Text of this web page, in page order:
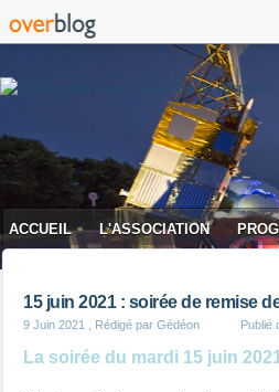
ACCUEIL L'ASSOCIATION
15 juin 2021 : soirée de remise
9 Juin 2021 , Rédigé par Gédéon Publié
La soirée du mardi 15 juin